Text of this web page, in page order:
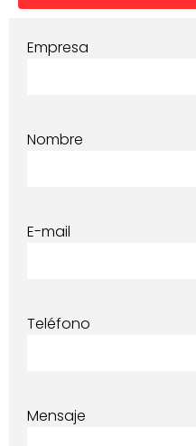
Empresa
Nombre
E-mail
Teléfono
Mensaje